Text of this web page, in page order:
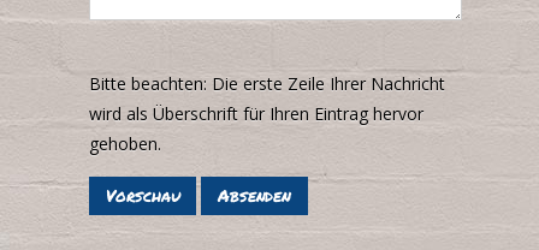
Bitte beachten: Die erste Zeile Ihrer Nachricht
wird als Überschrift für Ihren Eintrag hervor
gehoben.